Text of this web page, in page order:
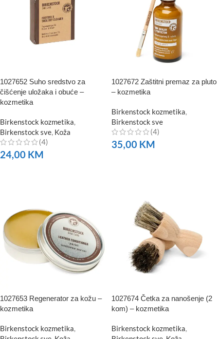
1027652 Suho sredstvo za
čišćenje uložaka i obuće –
kozmetika
Birkenstock kozmetika
Birkenstock sve Koža
(4)
24,00 KM
1027672 Zaštitni premaz za pluto
– kozmetika
Birkenstock kozmetika
Birkenstock sve
(4)
35,00 KM
1027653 Regenerator za kožu –
kozmetika
Birkenstock kozmetika
1027674 Četka za nanošenje (2
kom) – kozmetika
Birkenstock kozmetika